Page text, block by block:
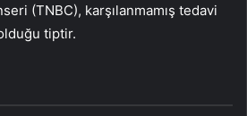
(TNBC), karşılanmamış tedavi
tiptir.